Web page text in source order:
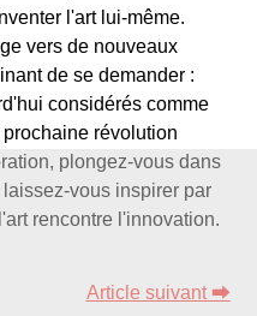
l'art lui-même.
vers de nouveaux
de se demander :
considérés comme
révolution
plongez-vous dans
vous inspirer par
rencontre l'innovation.
Article suivant ⮕